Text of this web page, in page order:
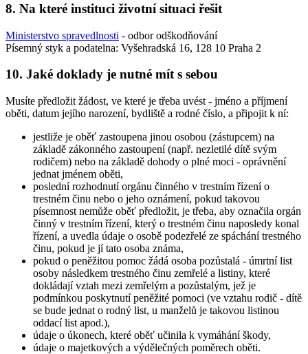
8. Na které instituci životní situaci řešit
Ministerstvo spravedlnosti - odbor odškodňování
Písemný styk a podatelna: Vyšehradská 16, 128 10 Praha 2
10. Jaké doklady je nutné mít s sebou
Musíte předložit žádost, ve které je třeba uvést - jméno a příjmení
oběti, datum jejího narození, bydliště a rodné číslo, a připojit k ní:
jestliže je oběť zastoupena jinou osobou (zástupcem) na
základě zákonného zastoupení (např. nezletilé dítě svým
rodičem) nebo na základě dohody o plné moci - oprávnění
jednat jménem oběti,
poslední rozhodnutí orgánu činného v trestním řízení o
trestném činu nebo o jeho oznámení, pokud takovou
písemnost nemůže oběť předložit, je třeba, aby označila orgán
činný v trestním řízení, který o trestném činu naposledy konal
řízení, a uvedla údaje o osobě podezřelé ze spáchání trestného
činu, pokud je jí tato osoba známa,
pokud o peněžitou pomoc žádá osoba pozůstalá - úmrtní list
osoby následkem trestného činu zemřelé a listiny, které
dokládají vztah mezi zemřelým a pozůstalým, jež je
podmínkou poskytnutí peněžité pomoci (ve vztahu rodič - dítě
se bude jednat o rodný list, u manželů je takovou listinou
oddací list apod.),
údaje o úkonech, které oběť učinila k vymáhání škody,
údaje o majetkových a výdělečných poměrech oběti.